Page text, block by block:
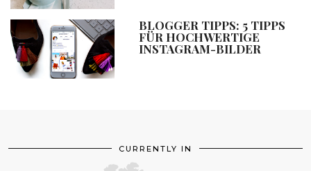
BLOGGER TIPPS: 5 TIPPS
FÜR HOCHWERTIGE
INSTAGRAM-BILDER
CURRENTLY IN